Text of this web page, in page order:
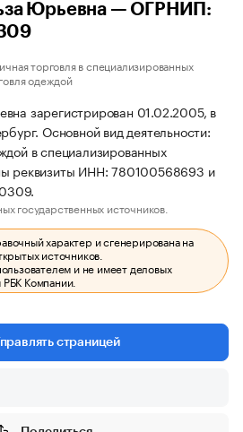
Юрьевна — ОГРНИП:
торговля в специализированных
одеждой
зарегистрирован 01.02.2005, в
Основной вид деятельности:
в специализированных
реквизиты ИНН: 780100568693 и
государственных источников.
характер и сгенерирована на
источников.
и не имеет деловых
Компании.
страницей